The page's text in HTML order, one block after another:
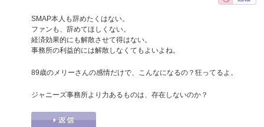
SMAP本人も辞めたくはない。
ファンも、辞めてほしくない。
経済効果的にも解散させて得はない。
事務所の利益的には解散しなくてもよいよね。
89歳のメリーさんの感情だけで、こんなになるの？狂ってるよ。
ジャニーズ事務所より力あるものは、存在しないのか？